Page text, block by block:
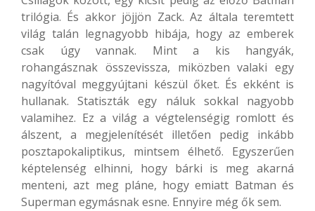
trilógia. És akkor jöjjön Zack. Az általa teremtett
világ talán legnagyobb hibája, hogy az emberek
csak úgy vannak. Mint a kis hangyák,
rohangásznak összevissza, miközben valaki egy
nagyítóval meggyújtani készül őket. És ekként is
hullanak. Statiszták egy náluk sokkal nagyobb
valamihez. Ez a világ a végtelenségig romlott és
álszent, a megjelenítését illetően pedig inkább
posztapokaliptikus, mintsem élhető. Egyszerűen
képtelenség elhinni, hogy bárki is meg akarná
menteni, azt meg pláne, hogy emiatt Batman és
Superman egymásnak esne. Ennyire még ők sem.